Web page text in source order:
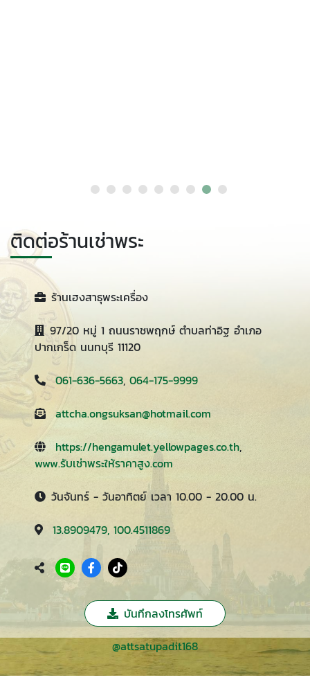
ติดต่อร้านเช่าพระ
ร้านเฮงสาธุพระเครื่อง
97/20 หมู่ 1 ถนนราชพฤกษ์ ตำบลท่าอิฐ อำเภอ
ปากเกร็ด นนทบุรี 11120
061-636-5663, 064-175-9999
attcha.ongsuksan@hotmail.com
https://hengamulet.yellowpages.co.th,
www.รับเช่าพระให้ราคาสูง.com
วันจันทร์ - วันอาทิตย์ เวลา 10.00 - 20.00 น.
13.8909479, 100.4511869
บันทึกลงโทรศัพท์
@attsatupadit168